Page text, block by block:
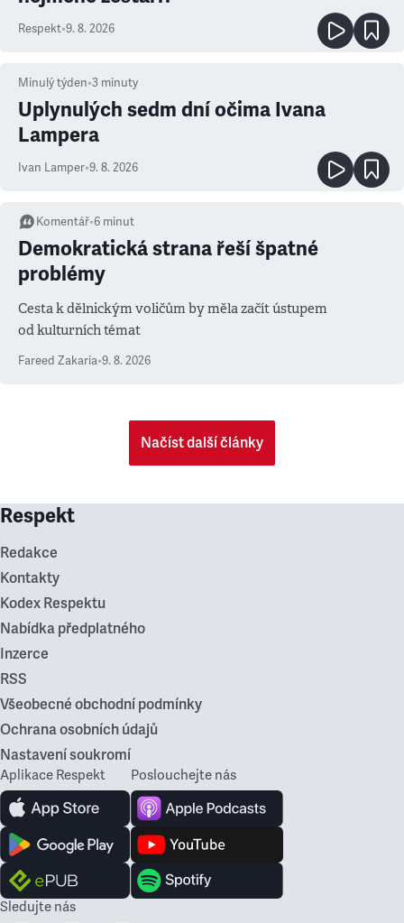
Respekt•9. 8. 2026
Minulý týden•3 minuty
Uplynulých sedm dní očima Ivana
Lampera
Ivan Lamper•9. 8. 2026
Komentář•6 minut
Demokratická strana řeší špatné
problémy
Cesta k dělnickým voličům by měla začít ústupem
od kulturních témat
Fareed Zakaria•9. 8. 2026
Načíst další články
Respekt
Redakce
Kontakty
Kodex Respektu
Nabídka předplatného
Inzerce
RSS
Všeobecné obchodní podmínky
Ochrana osobních údajů
Nastavení soukromí
Aplikace Respekt Poslouchejte nás
Sledujte nás